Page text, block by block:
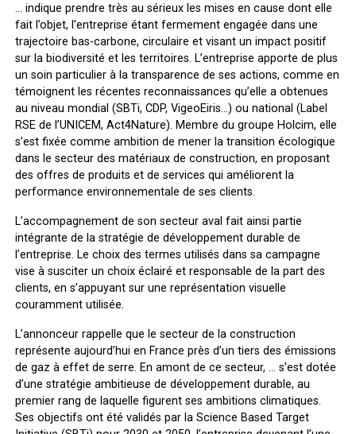
… indique prendre très au sérieux les mises en cause dont elle
fait l’objet, l’entreprise étant fermement engagée dans une
trajectoire bas-carbone, circulaire et visant un impact positif
sur la biodiversité et les territoires. L’entreprise apporte de plus
un soin particulier à la transparence de ses actions, comme en
témoignent les récentes reconnaissances qu’elle a obtenues
au niveau mondial (SBTi, CDP, VigeoEiris…) ou national (Label
RSE de l’UNICEM, Act4Nature). Membre du groupe Holcim, elle
s’est fixée comme ambition de mener la transition écologique
dans le secteur des matériaux de construction, en proposant
des offres de produits et de services qui améliorent la
performance environnementale de ses clients.
L’accompagnement de son secteur aval fait ainsi partie
intégrante de la stratégie de développement durable de
l’entreprise. Le choix des termes utilisés dans sa campagne
vise à susciter un choix éclairé et responsable de la part des
clients, en s’appuyant sur une représentation visuelle
couramment utilisée.
L’annonceur rappelle que le secteur de la construction
représente aujourd’hui en France près d’un tiers des émissions
de gaz à effet de serre. En amont de ce secteur, … s’est dotée
d’une stratégie ambitieuse de développement durable, au
premier rang de laquelle figurent ses ambitions climatiques.
Ses objectifs ont été validés par la Science Based Target